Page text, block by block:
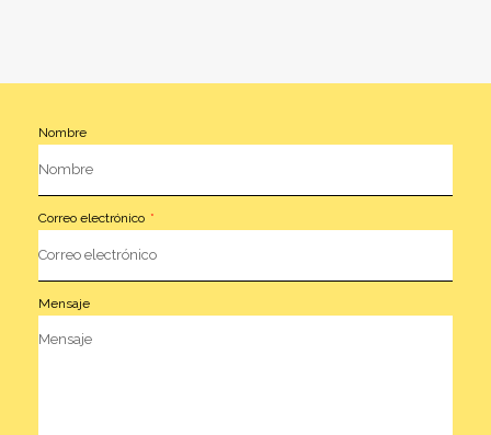
Nombre
Correo electrónico
Mensaje